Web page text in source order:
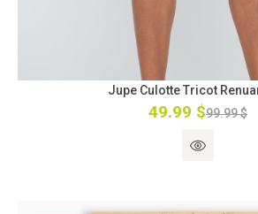
Jupe Culotte Tricot
49.99 $99.99 $